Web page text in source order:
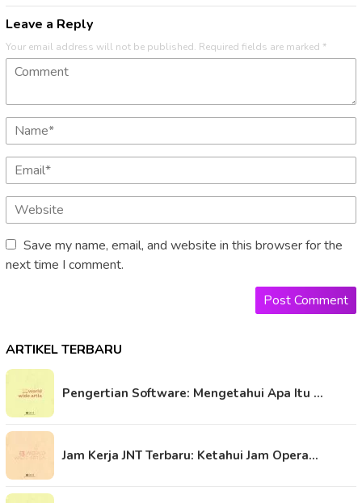
Leave a Reply
Your email address will not be published. Required fields are marked *
Save my name, email, and website in this browser for the
next time I comment.
ARTIKEL TERBARU
Pengertian Software: Mengetahui Apa Itu …
Jam Kerja JNT Terbaru: Ketahui Jam Opera…